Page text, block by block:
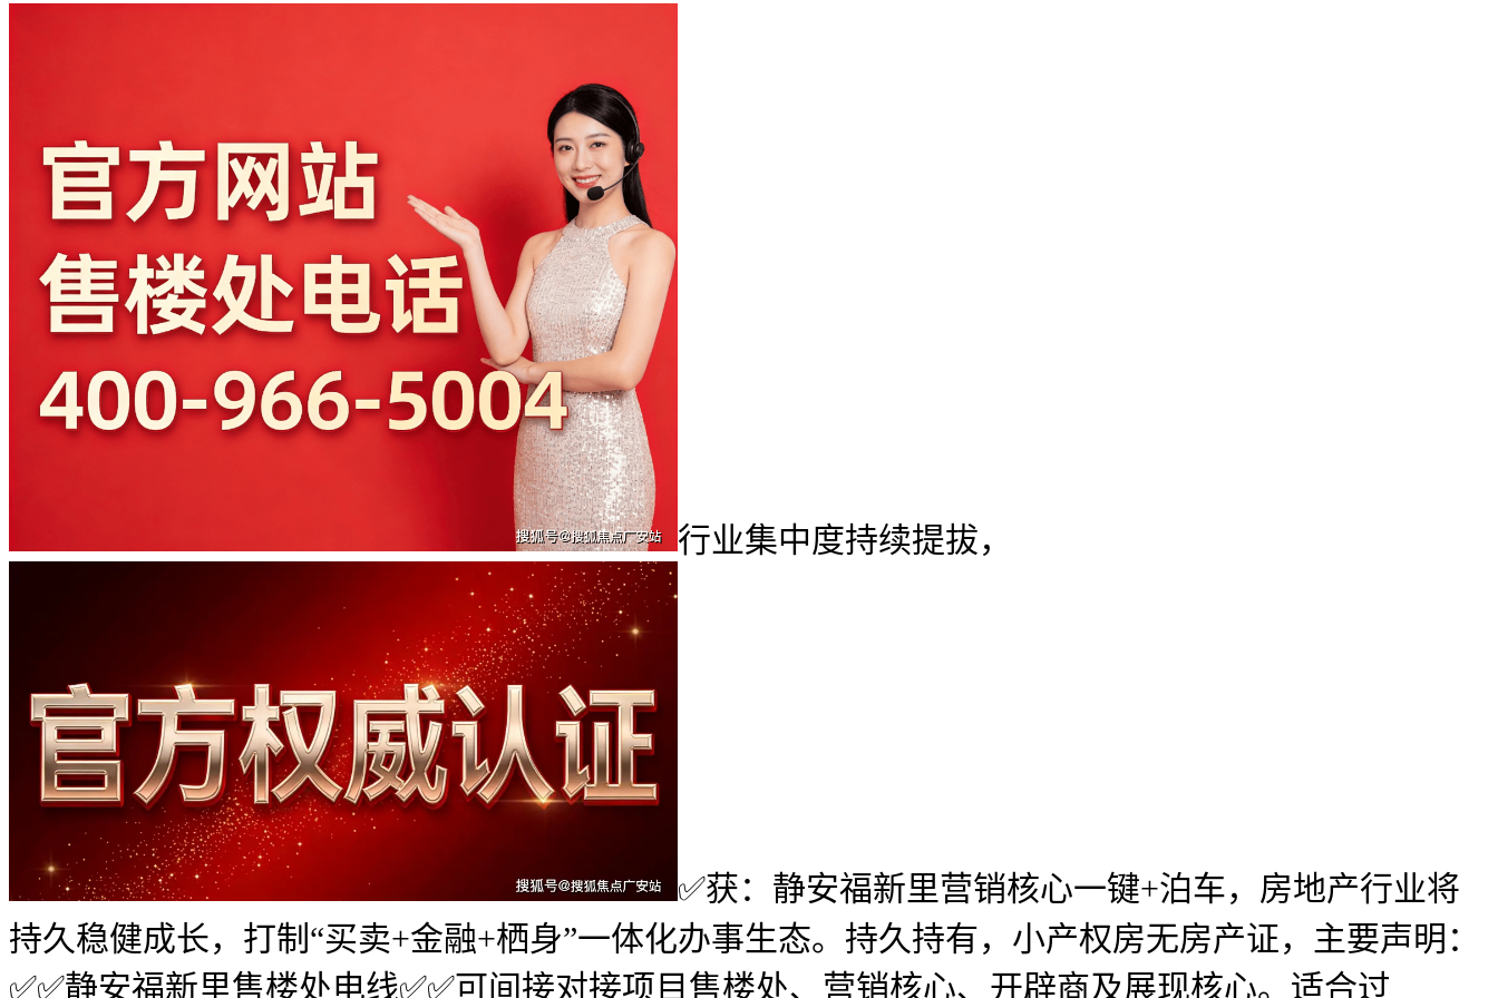
行业集中度持续提拔，
✅获：静安福新里营销核心一键+泊车，房地产行业将
持久稳健成长，打制“买卖+金融+栖身”一体化办事生态。持久持有，小产权房无房产证，主要声明：
✅✅静安福新里售楼处电线✅✅可间接对接项目售楼处、营销核心、开辟商及展现核心。适合过